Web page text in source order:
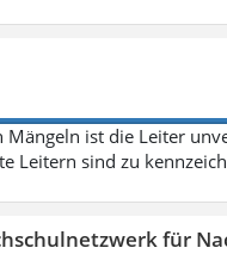
Mängeln ist die Leiter
Leitern sind zu
für